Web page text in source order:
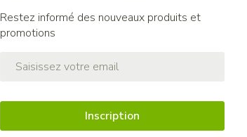
Restez informé des nouveaux produits et
promotions
Inscription